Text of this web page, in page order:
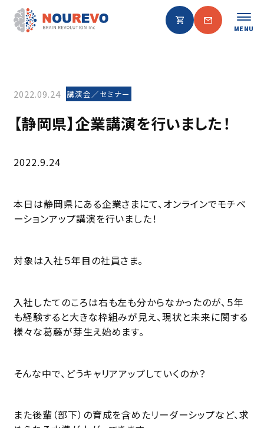
MENU
2022.09.24 講演会／セミナー
【静岡県】企業講演を行いました！
2022.9.24
本日は静岡県にある企業さまにて、オンラインでモチベ
ーションアップ講演を行いました！
対象は入社５年目の社員さま。
入社したてのころは右も左も分からなかったのが、５年
も経験すると大きな枠組みが見え、現状と未来に関する
様々な葛藤が芽生え始めます。
そんな中で、どうキャリアアップしていくのか？
また後輩（部下）の育成を含めたリーダーシップなど、求